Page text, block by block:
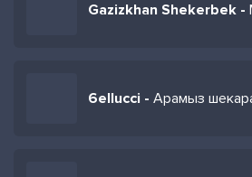
Gazizkhan Shekerbek -
6ellucci - Арамыз